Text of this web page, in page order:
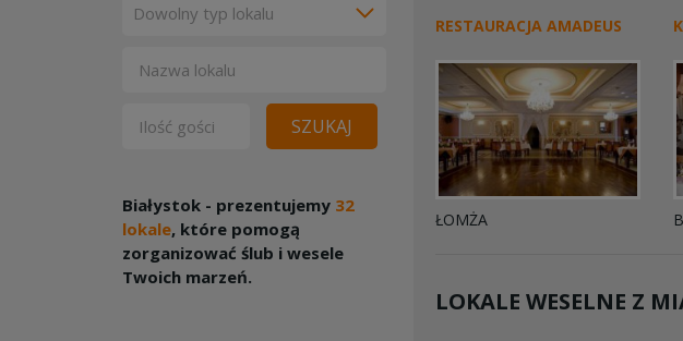
RESTAURACJA AMADEUS
ŁOMŻA
LOKALE WESELNE Z
SZUKAJ
Białystok - prezentujemy 32
lokale, które pomogą
zorganizować ślub i wesele
Twoich marzeń.